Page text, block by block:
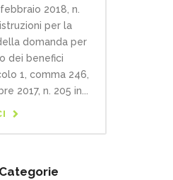
2018, n.
per la
domanda per
dei benefici
1, comma 246,
2017, n. 205 in...
Categorie